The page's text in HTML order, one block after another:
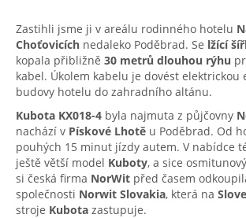
Zastihli jsme ji v areálu rodinného hotelu
Choťovicích nedaleko Poděbrad. Se lžící
kopala přibližně 30 metrů dlouhou rýhu
kabel. Úkolem kabelu je dovést elektrickou
budovy hotelu do zahradního altánu.
Kubota KX018-4 byla najmuta z půjčovny
nachází v Pískové Lhotě u Poděbrad. Od
pouhých 15 minut jízdy autem. V nabídce
ještě větší model Kuboty, a sice osmitunový
si česká firma NorWit před časem
společnosti Norwit Slovakia, která na
stroje Kubota zastupuje.